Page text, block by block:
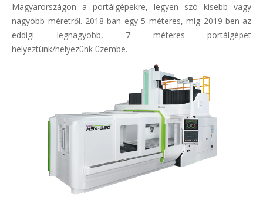
Magyarországon a portálgépekre, legyen szó kisebb vagy
nagyobb méretről. 2018-ban egy 5 méteres, míg 2019-ben az
eddigi legnagyobb, 7 méteres portálgépet
helyeztünk/helyezünk üzembe.